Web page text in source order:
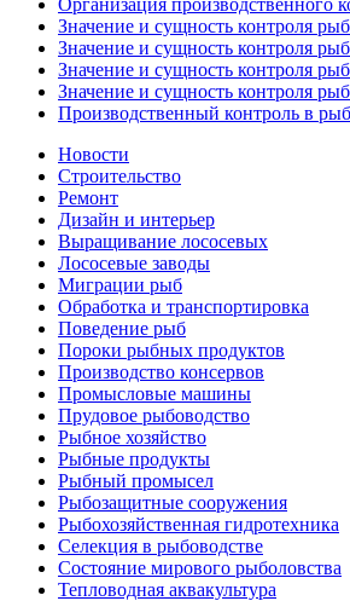
Организация производственного
Значение и сущность контроля
Значение и сущность контроля
Значение и сущность контроля
Значение и сущность контроля
Производственный контроль в
Новости
Строительство
Ремонт
Дизайн и интерьер
Выращивание лососевых
Лососевые заводы
Миграции рыб
Обработка и транспортировка
Поведение рыб
Пороки рыбных продуктов
Производство консервов
Промысловые машины
Прудовое рыбоводство
Рыбное хозяйство
Рыбные продукты
Рыбный промысел
Рыбозащитные сооружения
Рыбохозяйственная гидротехника
Селекция в рыбоводстве
Состояние мирового рыболовства
Тепловодная аквакультура